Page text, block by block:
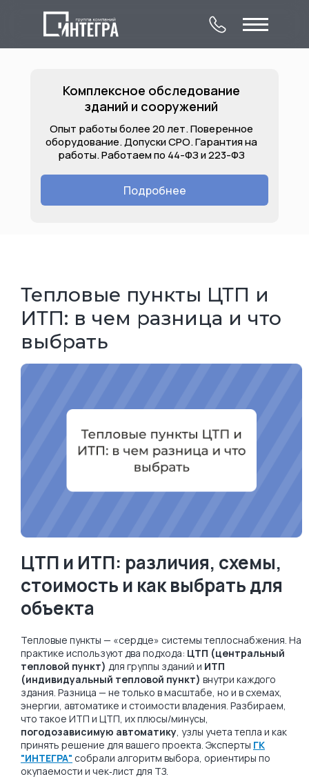
Комплексное
обследование
зданий и сооружений
О компании
Услуги
Объекты
Лицензии
Контакты
Комплексное обследование
зданий и сооружений
Подробнее
Опыт работы более 20 лет. Поверенное
оборудование. Допуски СРО. Гарантия на
работы. Работаем по 44-ФЗ и 223-ФЗ
Тепловые пункты ЦТП и
ИТП: в чем разница и что
выбрать
ЦТП и ИТП: различия, схемы,
стоимость и как выбрать для
объекта
Тепловые пункты — «сердце» системы теплоснабжения. На
практике используют два подхода: ЦТП (центральный
тепловой пункт) для группы зданий и ИТП
(индивидуальный тепловой пункт) внутри каждого
здания. Разница — не только в масштабе, но и в схемах,
энергии, автоматике и стоимости владения. Разбираем,
что такое ИТП и ЦТП, их плюсы/минусы,
погодозависимую автоматику, узлы учета тепла и как
принять решение для вашего проекта. Эксперты ГК
"ИНТЕГРА" собрали алгоритм выбора, ориентиры по
окупаемости и чек‑лист для ТЗ.